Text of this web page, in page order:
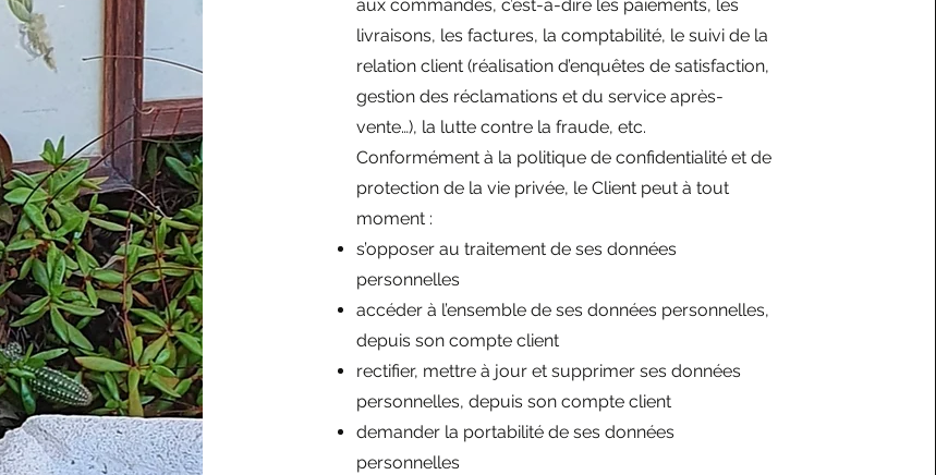
aux commandes, c’est-à-dire les paiements, les
livraisons, les factures, la comptabilité, le suivi de la
relation client (réalisation d’enquêtes de satisfaction,
gestion des réclamations et du service après-
vente…), la lutte contre la fraude, etc.
Conformément à la politique de confidentialité et de
protection de la vie privée, le Client peut à tout
moment :
s’opposer au traitement de ses données
personnelles
accéder à l’ensemble de ses données personnelles,
depuis son compte client
rectifier, mettre à jour et supprimer ses données
personnelles, depuis son compte client
demander la portabilité de ses données
personnelles